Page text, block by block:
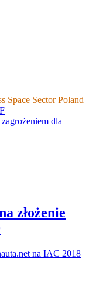
Space Sector Poland
dla
złożenie